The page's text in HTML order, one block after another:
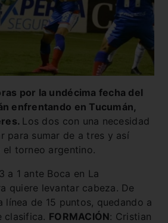
por la undécima fecha del
enfrentando en Tucumán,
Los dos con una necesidad
para sumar de a tres y así
el torneo argentino.
a 1 ante Boca en La
quiere levantar cabeza. De
línea de 15 puntos, quedando a
clasifica. FORMACIÓN: Cristian